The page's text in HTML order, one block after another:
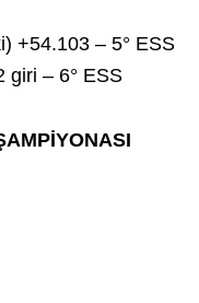
+54.103 – 5° ESS
giri – 6° ESS